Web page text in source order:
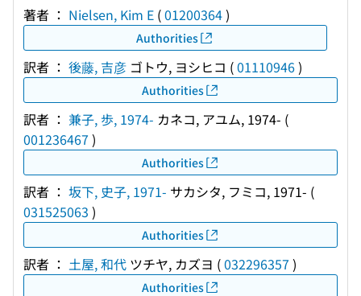
著者 ： Nielsen, Kim E (01200364)
Authorities
訳者 ： 後藤, 吉彦 ゴトウ, ヨシヒコ (01110946)
Authorities
訳者 ： 兼子, 歩, 1974- カネコ, アユム, 1974- (
001236467 )
Authorities
訳者 ： 坂下, 史子, 1971- サカシタ, フミコ, 1971- (
031525063 )
Authorities
訳者 ： 土屋, 和代 ツチヤ, カズヨ (032296357 )
Authorities